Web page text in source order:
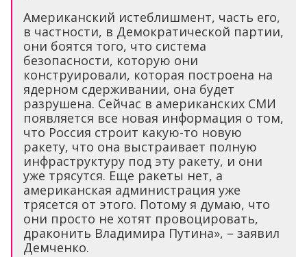
Американский истеблишмент, часть его,
в частности, в Демократической партии,
они боятся того, что система
безопасности, которую они
конструировали, которая построена на
ядерном сдерживании, она будет
разрушена. Сейчас в американских СМИ
появляется все новая информация о том,
что Россия строит какую-то новую
ракету, что она выстраивает полную
инфраструктуру под эту ракету, и они
уже трясутся. Еще ракеты нет, а
американская администрация уже
трясется от этого. Потому я думаю, что
они просто не хотят провоцировать,
драконить Владимира Путина», – заявил
Демченко.